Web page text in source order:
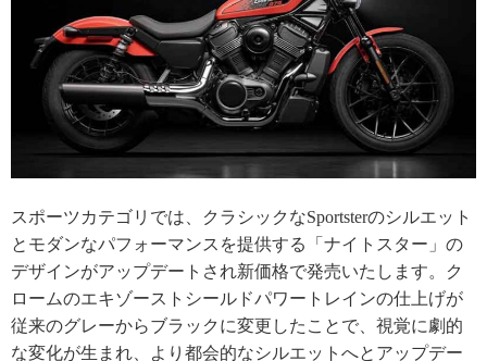
スポーツカテゴリでは、クラシックなSportsterのシルエット
とモダンなパフォーマンスを提供する「ナイトスター」の
デザインがアップデートされ新価格で発売いたします。ク
ロームのエキゾーストシールドパワートレインの仕上げが
従来のグレーからブラックに変更したことで、視覚に劇的
な変化が生まれ、より都会的なシルエットへとアップデー